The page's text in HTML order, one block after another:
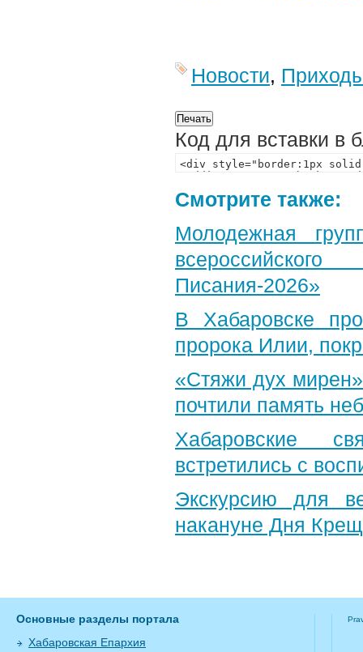
Новости,
Код для вставки в
Смотрите также:
Молодежная
Писания-2026»
В Хабаровске
пророка Илии,
«Стяжи дух
почтили память
Хабаровские
встретились с
Экскурсию для
накануне Дня
Основные разделы портала
Хабаровская Епархия